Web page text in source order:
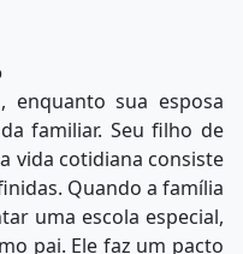
enquanto sua esposa
familiar. Seu filho de
vida cotidiana consiste
Quando a família
uma escola especial,
pai. Ele faz um pacto